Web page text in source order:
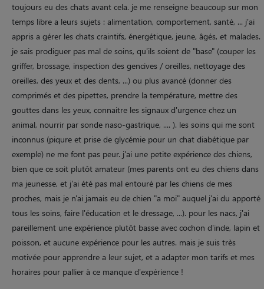
toujours eu des chats avant cela. je me renseigne beaucoup sur mon
temps libre a leurs sujets : alimentation, comportement, santé, ... j'ai
appris a gérer les chats craintifs, énergétique, jeune, âgés, et malades.
je sais prodiguer pas mal de soins, qu'ils soient de "base" (couper les
griffer, brossage, inspection des gencives / oreilles, nettoyage des
oreilles, des yeux et des dents, ...) ou plus avancé (donner des
comprimés et des pipettes, prendre la température, mettre des
gouttes dans les yeux, connaitre les signaux d'urgence chez un
animal, nourrir par sonde naso-gastrique, .... ). les soins qui me sont
inconnus (piqure et prise de glycémie pour un chat diabétique par
exemple) ne me font pas peur. j'ai une petite expérience des chiens,
bien que ce soit plutôt amateur (mes parents ont eu des chiens dans
ma jeunesse, et j'ai été pas mal entouré par les chiens de mes
proches, mais je n'ai jamais eu de chien "a moi" auquel j'ai du apporté
tous les soins, faire l'éducation et le dressage, ...). pour les nacs, j'ai
pareillement une expérience plutôt basse avec cochon d'inde, lapin et
poisson, et aucune expérience pour les autres. mais je suis très
motivée pour apprendre a leur sujet, et a adapter mon tarifs et mes
horaires pour pallier à ce manque d'expérience !